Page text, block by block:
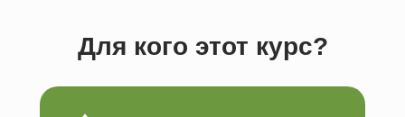
Для кого этот курс?